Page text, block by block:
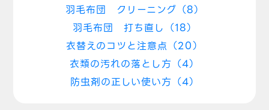
羽毛布団 クリーニング（8）
羽毛布団 打ち直し（18）
衣替えのコツと注意点（20）
衣類の汚れの落とし方（4）
防虫剤の正しい使い方（4）